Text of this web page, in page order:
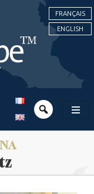
FRANÇAIS
ENGLISH